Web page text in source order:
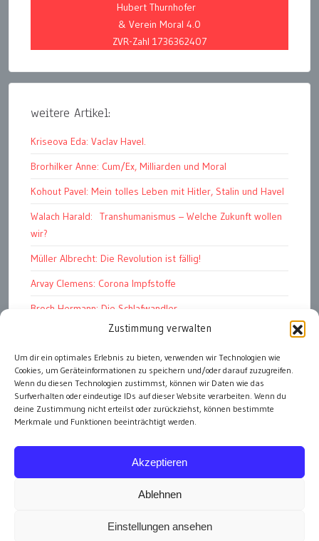
Zustimmung verwalten
Um dir ein optimales Erlebnis zu bieten, verwenden wir Technologien wie
Cookies, um Geräteinformationen zu speichern und/oder darauf zuzugreifen.
Wenn du diesen Technologien zustimmst, können wir Daten wie das
Surfverhalten oder eindeutige IDs auf dieser Website verarbeiten. Wenn du
deine Zustimmung nicht erteilst oder zurückziehst, können bestimmte
Merkmale und Funktionen beeinträchtigt werden.
Akzeptieren
Ablehnen
Einstellungen ansehen
Hubert Thurnhofer
& Verein Moral 4.0
ZVR-Zahl 1736362407
weitere Artikel:
Kriseova Eda: Vaclav Havel.
Brorhilker Anne: Cum/Ex, Milliarden und Moral
Kohout Pavel: Mein tolles Leben mit Hitler, Stalin und Havel
Walach Harald: Transhumanismus – Welche Zukunft wollen
wir?
Müller Albrecht: Die Revolution ist fällig!
Arvay Clemens: Corona Impfstoffe
Broch Hermann: Die Schlafwandler
Kohout Pavel: Ende der Großen Ferien
Bonelli Raphael: Kopflos
Luczak Andreas: Deutschlands Energiewende
alle Artikel
Impressum